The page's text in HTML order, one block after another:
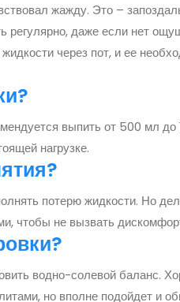
жажду. Это –
регулярно, даже если нет
через пот, и ее
выпить от 500 мл до
нагрузке.
потерю жидкости. Но
чтобы не вызвать
водно-солевой баланс.
но вполне подойдет и